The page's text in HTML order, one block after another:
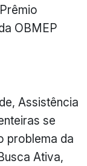
OBMEP
Assistência
se
problema da
Ativa,